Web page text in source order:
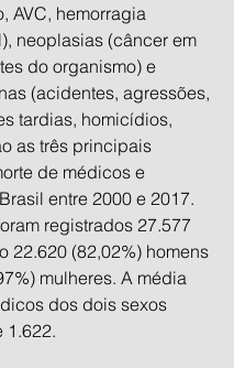
AVC, hemorragia
neoplasias (câncer em
do organismo) e
(acidentes, agressões,
tardias, homicídios,
as três principais
de médicos e
entre 2000 e 2017.
registrados 27.577
22.620 (82,02%) homens
mulheres. A média
dos dois sexos
1.622.